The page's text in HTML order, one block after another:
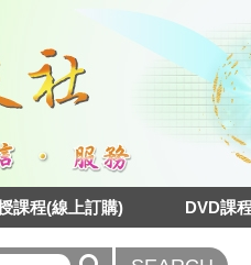
課程(線上訂購) DVD課